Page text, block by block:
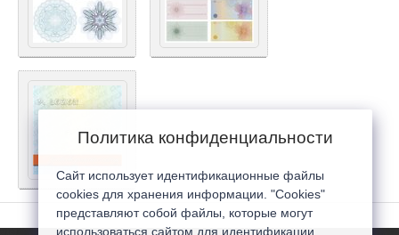
Политика конфиденциальности
Сайт использует идентификационные файлы
cookies для хранения информации. "Cookies"
представляют собой файлы, которые могут
использоваться сайтом для идентификации